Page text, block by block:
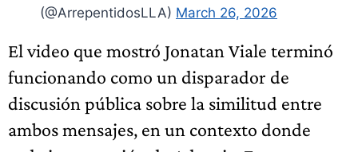
(@ArrepentidosLLA) March 26, 2026
El video que mostró Jonatan Viale terminó
funcionando como un disparador de
discusión pública sobre la similitud entre
ambos mensajes, en un contexto donde